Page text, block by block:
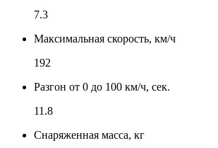
7.3
Максимальная скорость, км/ч
192
Разгон от 0 до 100 км/ч, сек.
11.8
Снаряженная масса, кг